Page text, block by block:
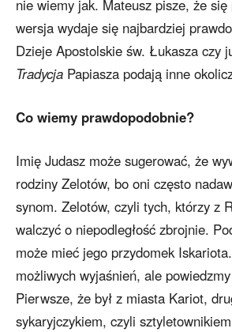
nie wiemy jak. Mateusz pisze, że się
wersja wydaje się najbardziej
Dzieje Apostolskie św. Łukasza czy
Tradycja Papiasza podają inne
Co wiemy prawdopodobnie?
Imię Judasz może sugerować, że
rodziny Zelotów, bo oni często
synom. Zelotów, czyli tych, którzy z
walczyć o niepodległość zbrojnie.
może mieć jego przydomek
możliwych wyjaśnień, ale
Pierwsze, że był z miasta Kariot,
sykaryjczykiem, czyli